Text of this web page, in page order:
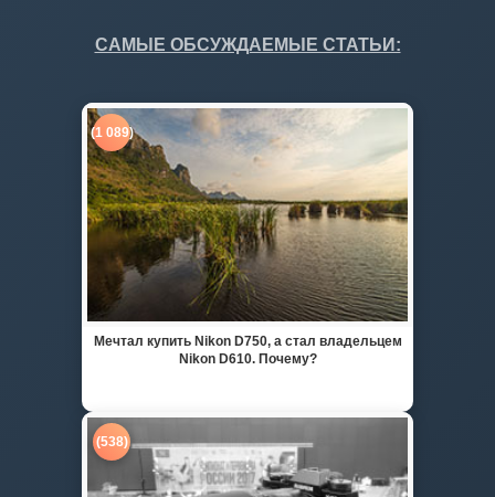
САМЫЕ ОБСУЖДАЕМЫЕ СТАТЬИ:
(1 089)
Мечтал купить Nikon D750, а стал владельцем
Nikon D610. Почему?
(538)